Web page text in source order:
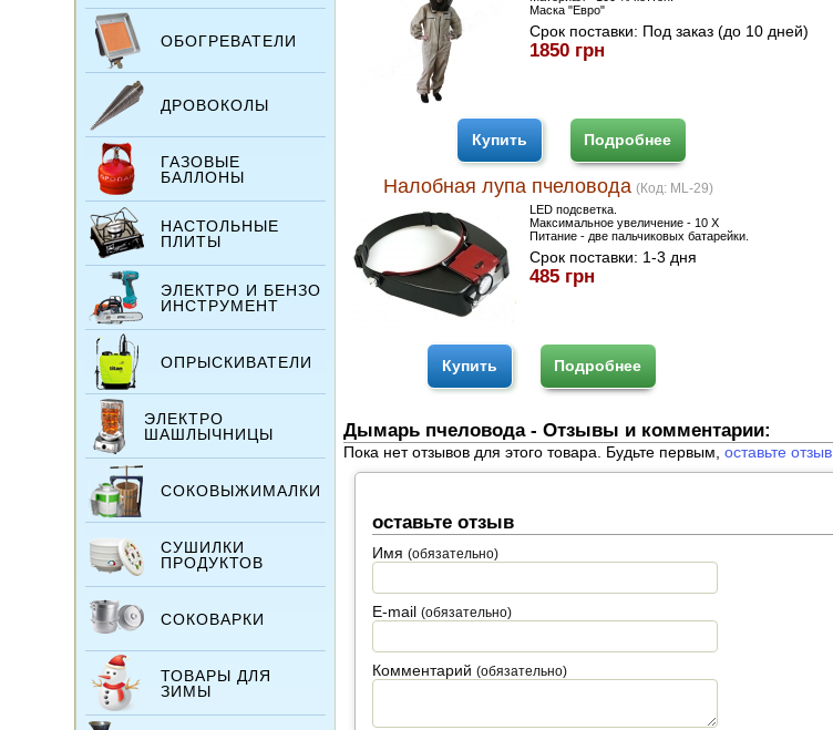
ОБОГРЕВАТЕЛИ
ДРОВОКОЛЫ
ГАЗОВЫЕ
БАЛЛОНЫ
НАСТОЛЬНЫЕ
ПЛИТЫ
ЭЛЕКТРО И БЕНЗО
ИНСТРУМЕНТ
ОПРЫСКИВАТЕЛИ
ЭЛЕКТРО
ШАШЛЫЧНИЦЫ
СОКОВЫЖИМАЛКИ
СУШИЛКИ
ПРОДУКТОВ
СОКОВАРКИ
ТОВАРЫ ДЛЯ
ЗИМЫ
Маска "Евро"
Срок поставки: Под заказ (до 10 дней)
1850 грн
Купить Подробнее
Налобная лупа пчеловода (Код: ML-29)
LED подсветка.
Максимальное увеличение - 10 Х
Питание - две пальчиковых батарейки.
Срок поставки: 1-3 дня
485 грн
Купить Подробнее
Дымарь пчеловода - Отзывы и комментарии:
Пока нет отзывов для этого товара. Будьте первым,оставьте отзыв
оставьте отзыв
Имя(обязательно)
E-mail(обязательно)
Комментарий(обязательно)